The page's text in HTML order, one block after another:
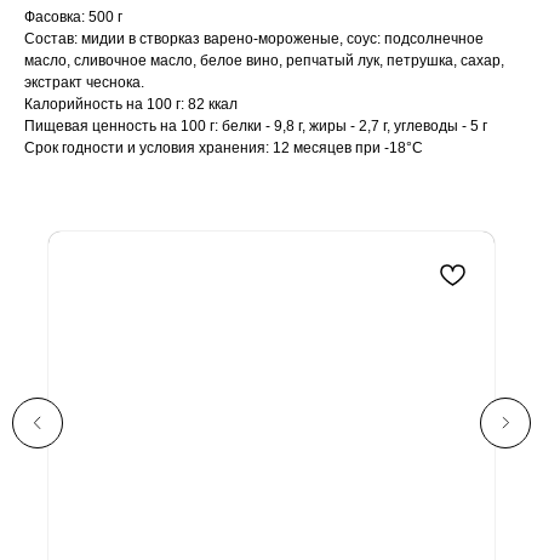
Фасовка: 500 г
Состав: мидии в створказ варено-мороженые, соус: подсолнечное
масло, сливочное масло, белое вино, репчатый лук, петрушка, сахар,
экстракт чеснока.
Калорийность на 100 г: 82 ккал
Пищевая ценность на 100 г: белки - 9,8 г, жиры - 2,7 г, углеводы - 5 г
Срок годности и условия хранения: 12 месяцев при -18°С